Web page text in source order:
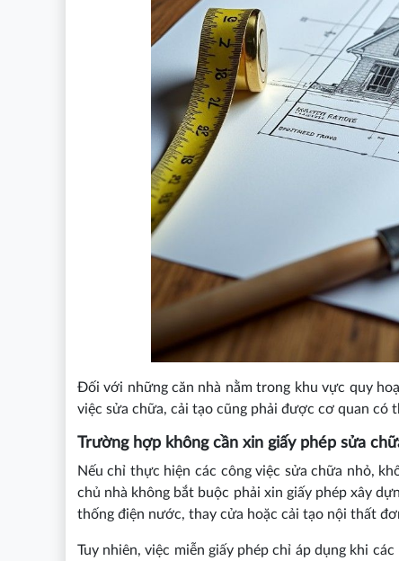
Đối với những căn nhà nằm trong khu vực quy
việc sửa chữa, cải tạo cũng phải được cơ quan có
Trường hợp không cần xin giấy phép sửa
Nếu chỉ thực hiện các công việc sửa chữa nhỏ,
chủ nhà không bắt buộc phải xin giấy phép xây
thống điện nước, thay cửa hoặc cải tạo nội thất
Tuy nhiên, việc miễn giấy phép chỉ áp dụng khi